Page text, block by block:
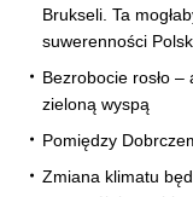
Brukseli. Ta
suwerenności
Bezrobocie rosło
zieloną wyspą
Pomiędzy
Zmiana klimatu